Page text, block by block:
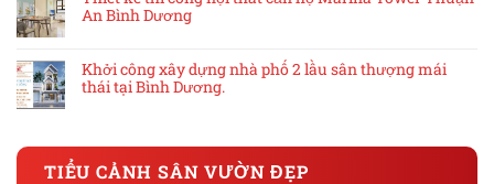
An Bình Dương
Khởi công xây dựng nhà phố 2 lầu sân thượng mái
thái tại Bình Dương.
TIỂU CẢNH SÂN VƯỜN ĐẸP